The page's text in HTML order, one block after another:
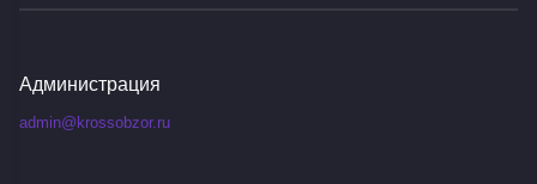
Администрация
admin@krossobzor.ru